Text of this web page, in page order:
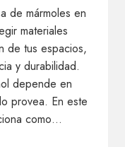
de mármoles en
materiales
de tus espacios,
y durabilidad.
depende en
provea. En este
como…